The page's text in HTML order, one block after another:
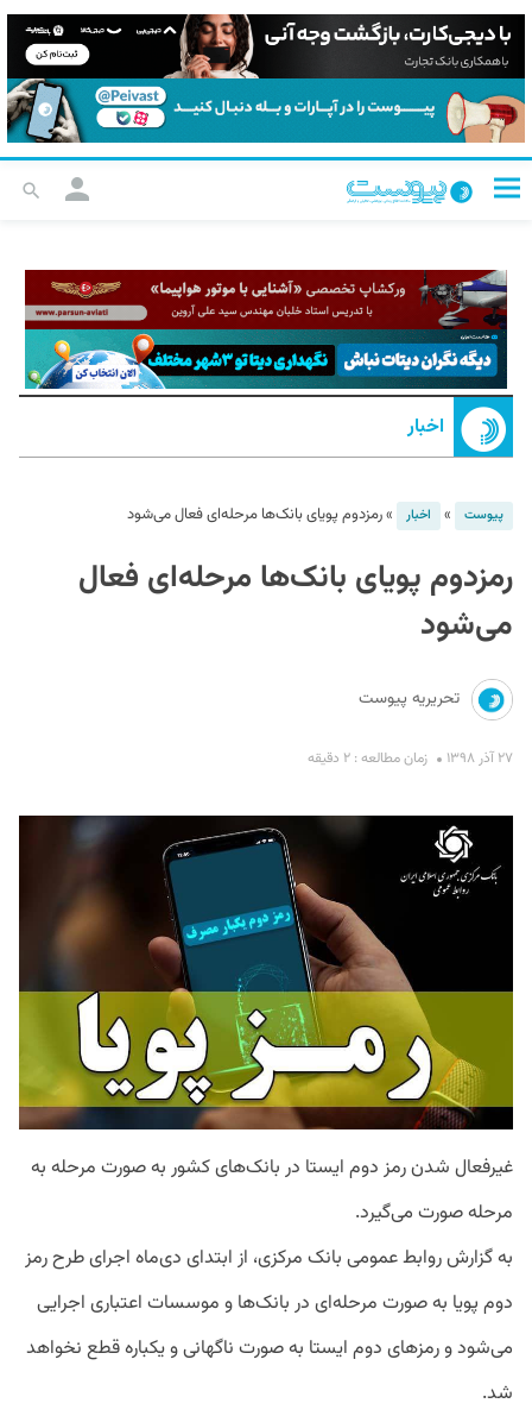
اخبار
پیوست » اخبار »رمزدوم پویای بانک‌ها مرحله‌ای فعال می‌شود
رمزدوم پویای بانک‌ها مرحله‌ای فعال
می‌شود
تحریریه پیوست
۲۷ آذر ۱۳۹۸ زمان مطالعه : ۲ دقیقه
غیرفعال شدن رمز دوم ایستا در بانک‌های کشور به صورت مرحله به
مرحله صورت می‌گیرد.
به گزارش روابط عمومی بانک مرکزی، از ابتدای دی‌ماه اجرای طرح رمز
دوم پویا به صورت مرحله‌ای در بانک‌ها و موسسات اعتباری اجرایی
می‌شود و رمزهای دوم ایستا به صورت ناگهانی و یکباره قطع نخواهد
شد.